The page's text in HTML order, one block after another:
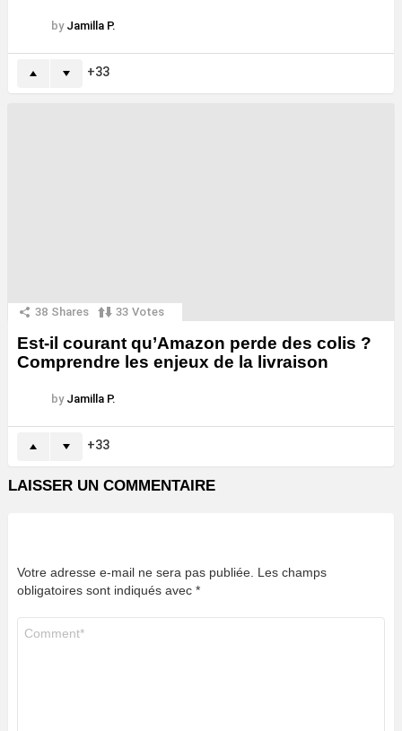
by Jamilla P.
33
38 Shares 33 Votes
Est-il courant qu’Amazon perde des colis ?
Comprendre les enjeux de la livraison
by Jamilla P.
33
LAISSER UN COMMENTAIRE
Votre adresse e-mail ne sera pas publiée. Les champs
obligatoires sont indiqués avec *